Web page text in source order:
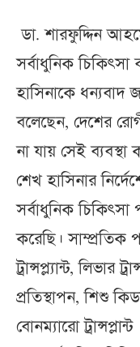
ডা. শারফুদ্দিন
সর্বাধুনিক চিকিৎসা
হাসিনাকে ধন্যবাদ
বলেছেন, দেশের
না যায় সেই ব্যবস্থা
শেখ হাসিনার
সর্বাধুনিক
করেছি।
ট্রান্সপ্ল্যান্ট, লিভার
প্রতিস্থাপন, শিশু
বোনম্যারো